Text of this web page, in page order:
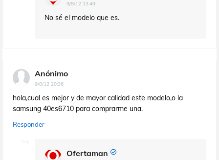
9/8/12 13:49
No sé el modelo que es.
Anónimo
9/8/12 20:36
hola,cual es mejor y de mayor calidad este modelo,o la
samsung 40es6710 para comprarme una.
Responder
Ofertaman